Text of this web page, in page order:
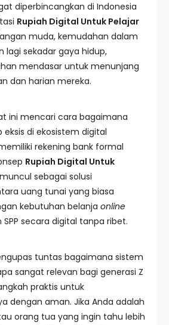
diperbincangkan di Indonesia
Rupiah Digital Untuk Pelajar
muda, kemudahan dalam
lagi sekadar gaya hidup,
mendasar untuk menunjang
dan harian mereka.
ini mencari cara bagaimana
di ekosistem digital
rekening bank formal
Rupiah Digital Untuk
muncul sebagai solusi
uang tunai yang biasa
kebutuhan belanja online
secara digital tanpa ribet.
tuntas bagaimana sistem
sangat relevan bagi generasi Z
praktis untuk
dengan aman. Jika Anda adalah
orang tua yang ingin tahu lebih